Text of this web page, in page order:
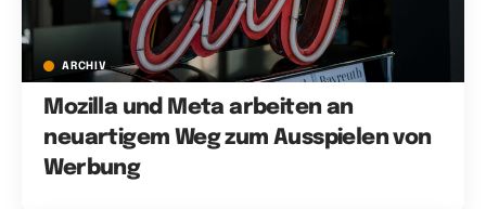
ARCHIV
Mozilla und Meta arbeiten an
neuartigem Weg zum Ausspielen von
Werbung